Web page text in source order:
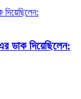
ডাক দিয়েছিলেন: